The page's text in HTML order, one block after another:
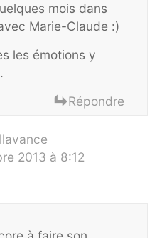
mois dans
Marie-Claude :)
les émotions y
Répondre
2013 à 8:12